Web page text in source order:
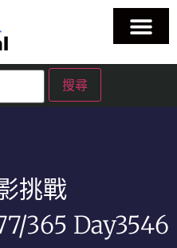
挑戰
365 Day3546